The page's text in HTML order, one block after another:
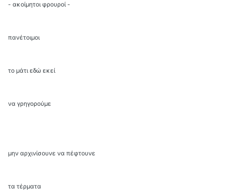
- ακοίμητοι φρουροί -
πανέτοιμοι
το μάτι εδώ εκεί
να γρηγορούμε
μην αρχινίσουνε να πέφτουνε
τα τέρματα